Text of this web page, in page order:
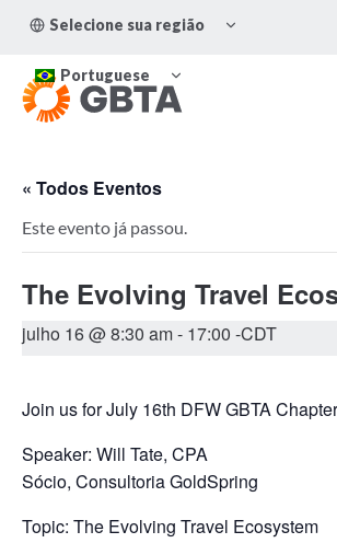
para
Conteúdo
Selecione sua região
MENU
Portuguese
MENU
FILHO
« Todos Eventos
Este evento já passou.
The Evolving Travel
julho 16 @ 8:30 am- 17:00 -CDT
Join us for July 16th DFW GBTA
Speaker: Will Tate, CPA
Sócio, Consultoria GoldSpring
Topic: The Evolving Travel Ecosystem